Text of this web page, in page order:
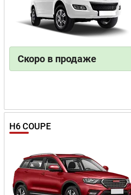
Скоро в продаже
H6 COUPE